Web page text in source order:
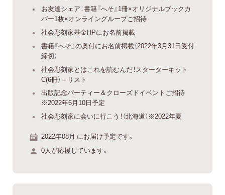
お友達シェア：書籍『へそ』1冊×オリジナルブックカ
バー1枚×オンライングループご招待
社会彫刻家基金HPにお名前掲載
書籍『へそ』の奥付にお名前掲載（2022年3月31日受付
締切）
社会彫刻家とはこれを読むんだ！スターターキット
C(6冊）＋リスト
出版記念パーティー＆クローズドイベントご招待
※2022年6月10日予定
社会彫刻家に会いに行こう！（北海道）※2022年夏
2022年08月 にお届け予定です。
0人が応援しています。